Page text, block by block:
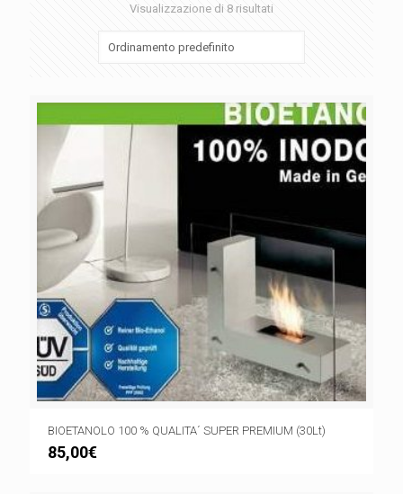
Visualizzazione di 8 risultati
BIOETANOLO 100 % QUALITA´ SUPER PREMIUM (30Lt)
85,00€